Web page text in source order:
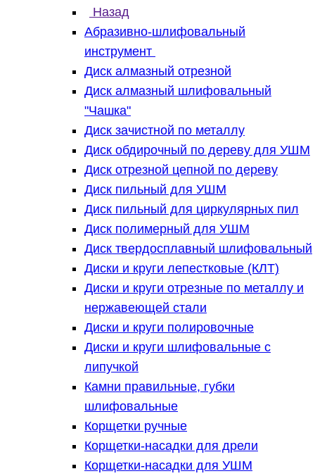
Назад
Абразивно-шлифовальный
инструмент
Диск алмазный отрезной
Диск алмазный шлифовальный
"Чашка"
Диск зачистной по металлу
Диск обдирочный по дереву для УШМ
Диск отрезной цепной по дереву
Диск пильный для УШМ
Диск пильный для циркулярных пил
Диск полимерный для УШМ
Диск твердосплавный шлифовальный
Диски и круги лепестковые (КЛТ)
Диски и круги отрезные по металлу и
нержавеющей стали
Диски и круги полировочные
Диски и круги шлифовальные с
липучкой
Камни правильные, губки
шлифовальные
Корщетки ручные
Корщетки-насадки для дрели
Корщетки-насадки для УШМ